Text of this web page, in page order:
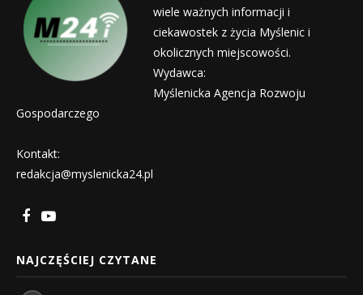
wiele ważnych informacji i
ciekawostek z życia Myślenic i
okolicznych miejscowości.
Wydawca:
Myślenicka Agencja Rozwoju
Gospodarczego
Kontakt:
redakcja@myslenicka24.pl
NAJCZĘŚCIEJ CZYTANE